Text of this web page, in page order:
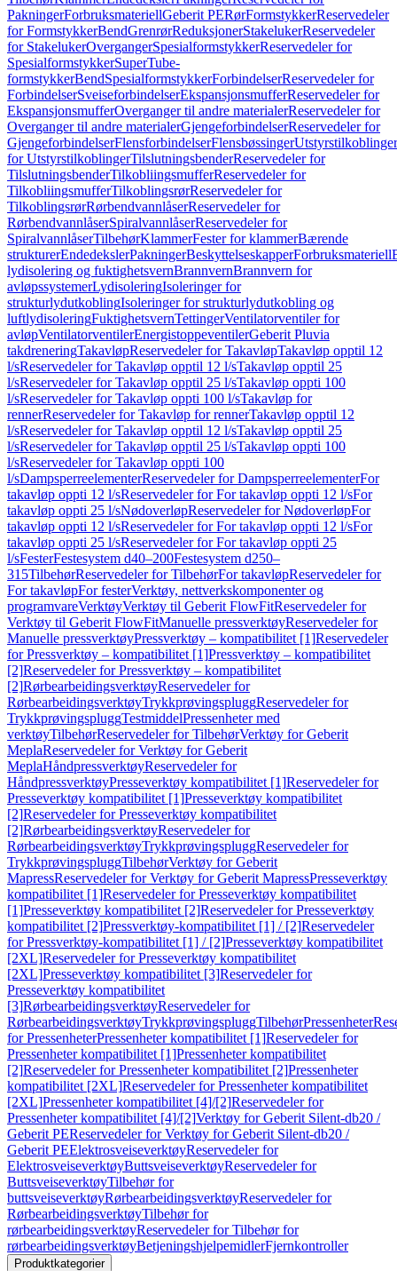
PakningerForbruksmateriellGeberit PERørFormstykkerReservedeler
for FormstykkerBendGrenrørReduksjonerStakelukerReservedeler
for StakelukerOvergangerSpesialformstykkerReservedeler for
SpesialformstykkerSuperTube-
formstykkerBendSpesialformstykkerForbindelserReservedeler for
ForbindelserSveiseforbindelserEkspansjonsmufferReservedeler for
EkspansjonsmufferOverganger til andre materialerReservedeler for
Overganger til andre materialerGjengeforbindelserReservedeler for
GjengeforbindelserFlensforbindelserFlensbøssingerUtstyrstilkoblinger
for UtstyrstilkoblingerTilslutningsbenderReservedeler for
TilslutningsbenderTilkobliingsmufferReservedeler for
TilkobliingsmufferTilkoblingsrørReservedeler for
TilkoblingsrørRørbendvannlåserReservedeler for
RørbendvannlåserSpiralvannlåserReservedeler for
SpiralvannlåserTilbehørKlammerFester for klammerBærende
strukturerEndedekslerPakningerBeskyttelseskapperForbruksmateriell
lydisolering og fuktighetsvernBrannvernBrannvern for
avløpssystemerLydisoleringIsoleringer for
strukturlydutkoblingIsoleringer for strukturlydutkobling og
luftlydisoleringFuktighetsvernTettingerVentilatorventiler for
avløpVentilatorventilerEnergistoppeventilerGeberit Pluvia
takdreneringTakavløpReservedeler for TakavløpTakavløp opptil 12
l/sReservedeler for Takavløp opptil 12 l/sTakavløp opptil 25
l/sReservedeler for Takavløp opptil 25 l/sTakavløp oppti 100
l/sReservedeler for Takavløp oppti 100 l/sTakavløp for
rennerReservedeler for Takavløp for rennerTakavløp opptil 12
l/sReservedeler for Takavløp opptil 12 l/sTakavløp opptil 25
l/sReservedeler for Takavløp opptil 25 l/sTakavløp oppti 100
l/sReservedeler for Takavløp oppti 100
l/sDampsperreelementerReservedeler for DampsperreelementerFor
takavløp oppti 12 l/sReservedeler for For takavløp oppti 12 l/sFor
takavløp oppti 25 l/sNødoverløpReservedeler for NødoverløpFor
takavløp oppti 12 l/sReservedeler for For takavløp oppti 12 l/sFor
takavløp oppti 25 l/sReservedeler for For takavløp oppti 25
l/sFesterFestesystem d40–200Festesystem d250–
315TilbehørReservedeler for TilbehørFor takavløpReservedeler for
For takavløpFor festerVerktøy, nettverkskomponenter og
programvareVerktøyVerktøy til Geberit FlowFitReservedeler for
Verktøy til Geberit FlowFitManuelle pressverktøyReservedeler for
Manuelle pressverktøyPressverktøy – kompatibilitet [1]Reservedeler
for Pressverktøy – kompatibilitet [1]Pressverktøy – kompatibilitet
[2]Reservedeler for Pressverktøy – kompatibilitet
[2]RørbearbeidingsverktøyReservedeler for
RørbearbeidingsverktøyTrykkprøvingspluggReservedeler for
TrykkprøvingspluggTestmiddelPressenheter med
verktøyTilbehørReservedeler for TilbehørVerktøy for Geberit
MeplaReservedeler for Verktøy for Geberit
MeplaHåndpressverktøyReservedeler for
HåndpressverktøyPresseverktøy kompatibilitet [1]Reservedeler for
Presseverktøy kompatibilitet [1]Presseverktøy kompatibilitet
[2]Reservedeler for Presseverktøy kompatibilitet
[2]RørbearbeidingsverktøyReservedeler for
RørbearbeidingsverktøyTrykkprøvingspluggReservedeler for
TrykkprøvingspluggTilbehørVerktøy for Geberit
MapressReservedeler for Verktøy for Geberit MapressPresseverktøy
kompatibilitet [1]Reservedeler for Presseverktøy kompatibilitet
[1]Presseverktøy kompatibilitet [2]Reservedeler for Presseverktøy
kompatibilitet [2]Pressverktøy-kompatibilitet [1] / [2]Reservedeler
for Pressverktøy-kompatibilitet [1] / [2]Presseverktøy kompatibilitet
[2XL]Reservedeler for Presseverktøy kompatibilitet
[2XL]Presseverktøy kompatibilitet [3]Reservedeler for
Presseverktøy kompatibilitet
[3]RørbearbeidingsverktøyReservedeler for
RørbearbeidingsverktøyTrykkprøvingspluggTilbehørPressenheter
for PressenheterPressenheter kompatibilitet [1]Reservedeler for
Pressenheter kompatibilitet [1]Pressenheter kompatibilitet
[2]Reservedeler for Pressenheter kompatibilitet [2]Pressenheter
kompatibilitet [2XL]Reservedeler for Pressenheter kompatibilitet
[2XL]Pressenheter kompatibilitet [4]/[2]Reservedeler for
Pressenheter kompatibilitet [4]/[2]Verktøy for Geberit Silent-db20 /
Geberit PEReservedeler for Verktøy for Geberit Silent-db20 /
Geberit PEElektrosveiseverktøyReservedeler for
ElektrosveiseverktøyButtsveiseverktøyReservedeler for
ButtsveiseverktøyTilbehør for
buttsveiseverktøyRørbearbeidingsverktøyReservedeler for
RørbearbeidingsverktøyTilbehør for
rørbearbeidingsverktøyReservedeler for Tilbehør for
rørbearbeidingsverktøyBetjeningshjelpemidlerFjernkontroller
Produktkategorier